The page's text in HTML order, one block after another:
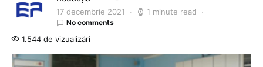
17 decembrie 2021 1 minute read
No comments
1.544 de vizualizări